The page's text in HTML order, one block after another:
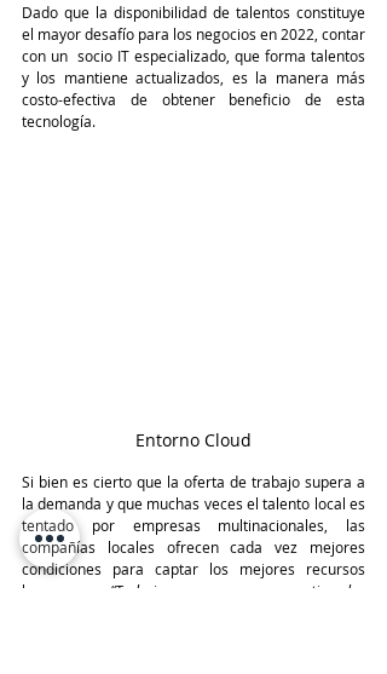
Dado que la disponibilidad de talentos constituye
el mayor desafío para los negocios en 2022, contar
con un  socio IT especializado, que forma talentos
y los mantiene actualizados, es la manera más
costo-efectiva de obtener beneficio de esta
tecnología.
Entorno Cloud
Si bien es cierto que la oferta de trabajo supera a
la demanda y que muchas veces el talento local es
tentado por empresas multinacionales, las
compañías locales ofrecen cada vez mejores
condiciones para captar los mejores recursos
humanos. “Trabajamos para convertir los